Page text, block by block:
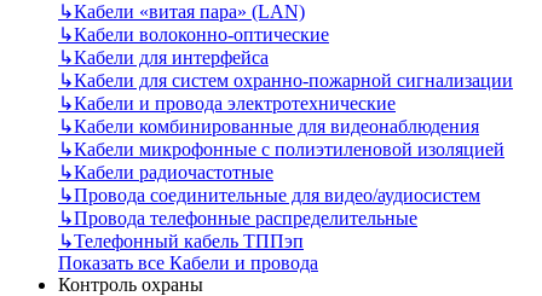
↳Кабели «витая пара» (LAN)
↳Кабели волоконно-оптические
↳Кабели для интерфейса
↳Кабели для систем охранно-пожарной сигнализации
↳Кабели и провода электротехнические
↳Кабели комбинированные для видеонаблюдения
↳Кабели микрофонные с полиэтиленовой изоляцией
↳Кабели радиочастотные
↳Провода соединительные для видео/аудиосистем
↳Провода телефонные распределительные
↳Телефонный кабель ТППэп
Показать все Кабели и провода
Контроль охраны